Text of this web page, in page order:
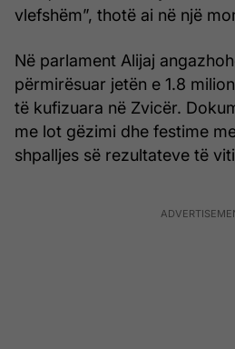
vlefshëm”, thotë ai në një
Në parlament Alijaj
përmirësuar jetën e 1.8
të kufizuara në Zvicër.
me lot gëzimi dhe festime
shpalljes së rezultateve të